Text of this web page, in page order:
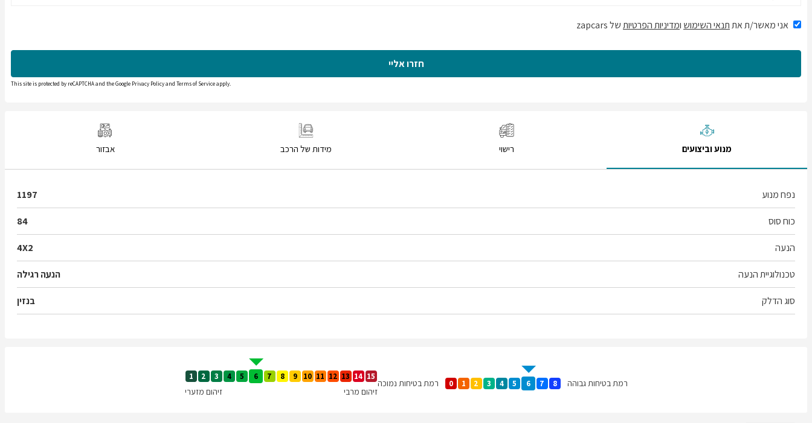
אני מאשר/ת אתתנאי השימוש ומדיניות הפרטיותשל zapcars
חזרו אליי
This site is protected by reCAPTCHA and the Google Privacy Policyand Terms of Serviceapply.
מנוע וביצועים רישוי מידות של הרכב אבזור
נפח מנוע 1197
כוח סוס 84
הנעה 4X2
טכנולוגיית הנעה הנעה רגילה
סוג הדלק בנזין
רמת בטיחות גבוהה 0 1 2 3 4 5 6 7 8 רמת בטיחות נמוכה
1 2 3 4 5 6 7 8 9 10 11 12 13 14 15
זיהום מרבי זיהום מזערי